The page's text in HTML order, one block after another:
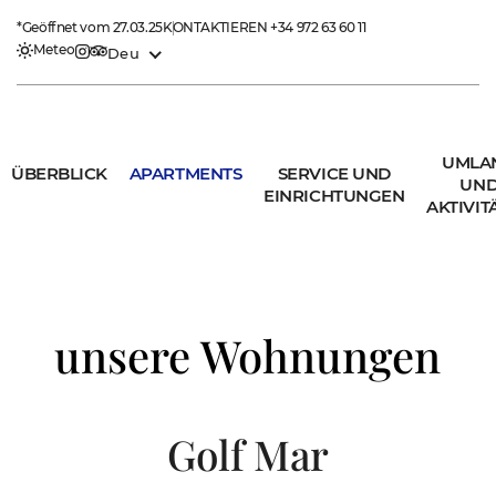
*Geöffnet vom 27.03.25KONTAKTIEREN +34 972 63 60 11
Meteo
Deu
ÜBERBLICK APARTMENTS
SERVICE UND
EINRICHTUNGEN
unsere Wohnungen
Golf Mar